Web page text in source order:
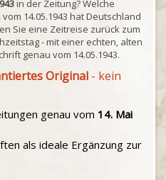
in der Zeitung? Welche
14.05.1943 hat Deutschland
Sie eine Zeitreise zurück zum
- mit einer echten, alten
genau vom 14.05.1943.
Original - kein
genau vom 14. Mai
als ideale Ergänzung zur